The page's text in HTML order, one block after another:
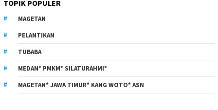
TOPIK POPULER
MAGETAN
PELANTIKAN
TUBABA
MEDAN* PMKM* SILATURAHMI*
MAGETAN* JAWA TIMUR* KANG WOTO* ASN